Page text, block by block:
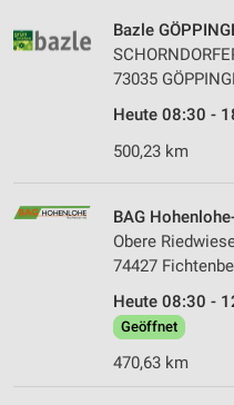
Bazle
73035
Heute 08:30 -
500,23 km
BAG
Obere
74427
Heute 08:30 -
Geöffnet
470,63 km